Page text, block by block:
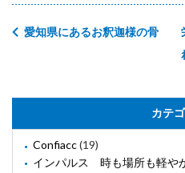
愛知県にあるお釈迦様の骨
カテ
Confiacc(19)
インパルス 時も場所も軽や